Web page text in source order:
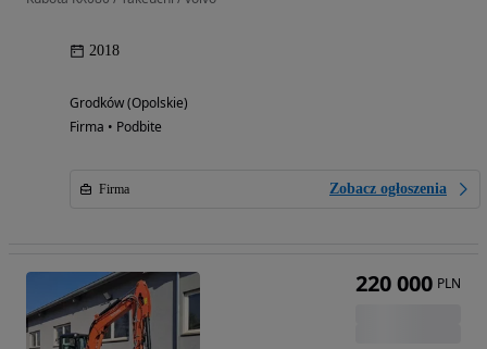
2018
Grodków (Opolskie)
Firma • Podbite
Firma Zobacz ogłoszenia
220 000 PLN